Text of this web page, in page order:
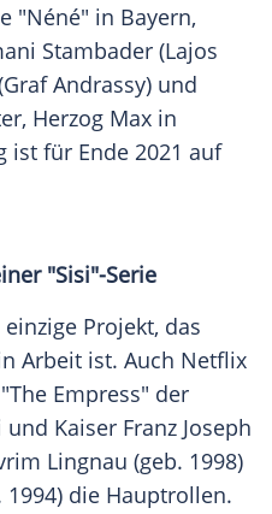
"Néné" in Bayern,
Stambader (Lajos
Andrassy) und
Herzog Max in
ist für Ende 2021 auf
"Sisi"-Serie
Projekt, das
Arbeit ist. Auch Netflix
"The Empress" der
und Kaiser Franz Joseph
Lingnau (geb. 1998)
die Hauptrollen.